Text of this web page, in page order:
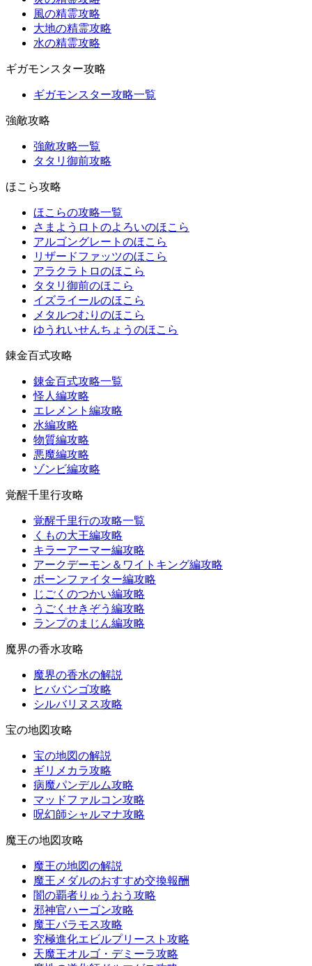
風の精霊攻略
大地の精霊攻略
水の精霊攻略
ギガモンスター攻略
ギガモンスター攻略一覧
強敵攻略
強敵攻略一覧
タタリ御前攻略
ほこら攻略
ほこらの攻略一覧
さまようロトのよろいのほこら
アルゴングレートのほこら
リザードファッツのほこら
アラクラトロのほこら
タタリ御前のほこら
イズライールのほこら
メタルつむりのほこら
ゆうれいせんちょうのほこら
錬金百式攻略
錬金百式攻略一覧
怪人編攻略
エレメント編攻略
水編攻略
物質編攻略
悪魔編攻略
ゾンビ編攻略
覚醒千里行攻略
覚醒千里行の攻略一覧
くもの大王編攻略
キラーアーマー編攻略
アークデーモン＆ワイトキング編攻略
ボーンファイター編攻略
じごくのつかい編攻略
うごくせきぞう編攻略
ランプのまじん編攻略
魔界の香水攻略
魔界の香水の解説
ヒババンゴ攻略
シルバリヌス攻略
宝の地図攻略
宝の地図の解説
ギリメカラ攻略
病魔パンデルム攻略
マッドファルコン攻略
呪幻師シャルマナ攻略
魔王の地図攻略
魔王の地図の解説
魔王メダルのおすすめ交換報酬
闇の覇者りゅうおう攻略
邪神官ハーゴン攻略
魔王バラモス攻略
究極進化エビルプリースト攻略
天魔王オルゴ・デミーラ攻略